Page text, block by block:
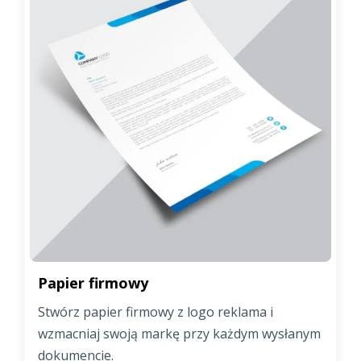
Papier firmowy
Stwórz papier firmowy z logo reklama i
wzmacniaj swoją markę przy każdym wysłanym
dokumencie.